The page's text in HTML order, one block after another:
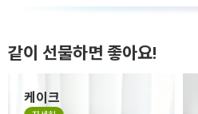
같이 선물하면 좋아요!
케이크